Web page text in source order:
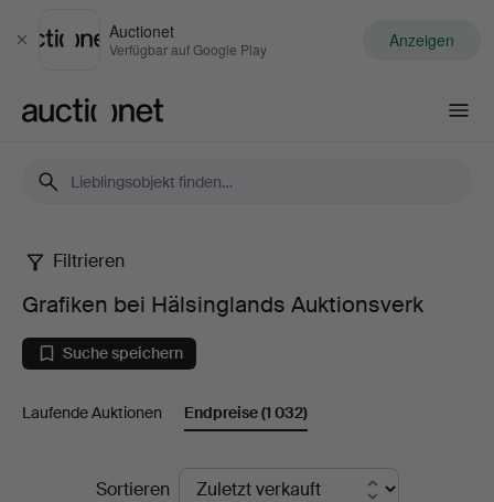
Schließen
Auctionet
Verfügbar auf Google Play Anzeigen
Grafiken
bei
Hälsinglands
Auktionsverk
Filtrieren
Grafiken bei Hälsinglands Auktionsverk
Suche speichern
Laufende Auktionen Endpreise(1 032)
EndpreiseSortieren